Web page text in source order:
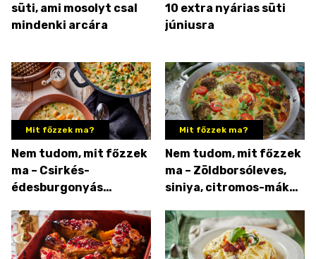
süti, ami mosolyt csal
mindenki arcára
10 extra nyárias süti
júniusra
Mit főzzek ma?
Nem tudom, mit főzzek
ma – Csirkés-
édesburgonyás
süti
Mit főzzek ma?
Nem tudom, mit főzzek
ma – Zöldborsóleves,
siniya, citromos-mákos